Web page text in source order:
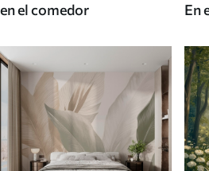
en el comedor En